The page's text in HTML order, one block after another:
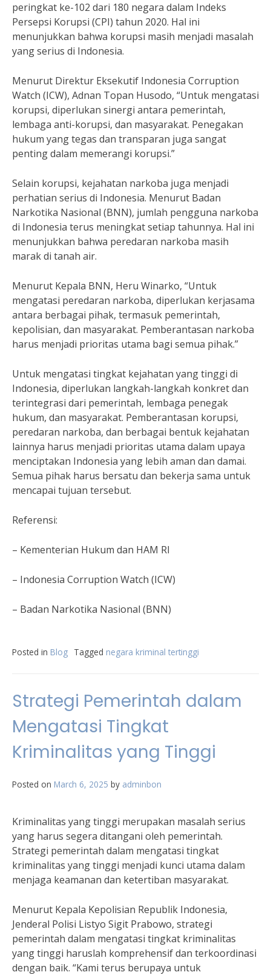
peringkat ke-102 dari 180 negara dalam Indeks
Persepsi Korupsi (CPI) tahun 2020. Hal ini
menunjukkan bahwa korupsi masih menjadi masalah
yang serius di Indonesia.
Menurut Direktur Eksekutif Indonesia Corruption
Watch (ICW), Adnan Topan Husodo, “Untuk mengatasi
korupsi, diperlukan sinergi antara pemerintah,
lembaga anti-korupsi, dan masyarakat. Penegakan
hukum yang tegas dan transparan juga sangat
penting dalam memerangi korupsi.”
Selain korupsi, kejahatan narkoba juga menjadi
perhatian serius di Indonesia. Menurut Badan
Narkotika Nasional (BNN), jumlah pengguna narkoba
di Indonesia terus meningkat setiap tahunnya. Hal ini
menunjukkan bahwa peredaran narkoba masih
marak di tanah air.
Menurut Kepala BNN, Heru Winarko, “Untuk
mengatasi peredaran narkoba, diperlukan kerjasama
antara berbagai pihak, termasuk pemerintah,
kepolisian, dan masyarakat. Pemberantasan narkoba
harus menjadi prioritas utama bagi semua pihak.”
Untuk mengatasi tingkat kejahatan yang tinggi di
Indonesia, diperlukan langkah-langkah konkret dan
terintegrasi dari pemerintah, lembaga penegak
hukum, dan masyarakat. Pemberantasan korupsi,
peredaran narkoba, dan berbagai bentuk kejahatan
lainnya harus menjadi prioritas utama dalam upaya
menciptakan Indonesia yang lebih aman dan damai.
Semua pihak harus bersatu dan bekerja sama untuk
mencapai tujuan tersebut.
Referensi:
– Kementerian Hukum dan HAM RI
– Indonesia Corruption Watch (ICW)
– Badan Narkotika Nasional (BNN)
Posted in Blog Tagged negara kriminal tertinggi
Strategi Pemerintah dalam
Mengatasi Tingkat
Kriminalitas yang Tinggi
Posted on March 6, 2025 by adminbon
Kriminalitas yang tinggi merupakan masalah serius
yang harus segera ditangani oleh pemerintah.
Strategi pemerintah dalam mengatasi tingkat
kriminalitas yang tinggi menjadi kunci utama dalam
menjaga keamanan dan ketertiban masyarakat.
Menurut Kepala Kepolisian Republik Indonesia,
Jenderal Polisi Listyo Sigit Prabowo, strategi
pemerintah dalam mengatasi tingkat kriminalitas
yang tinggi haruslah komprehensif dan terkoordinasi
dengan baik. “Kami terus berupaya untuk